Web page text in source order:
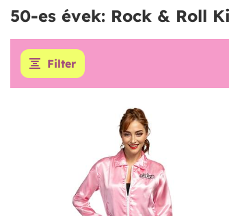
50-es évek: Rock & Roll
Filter